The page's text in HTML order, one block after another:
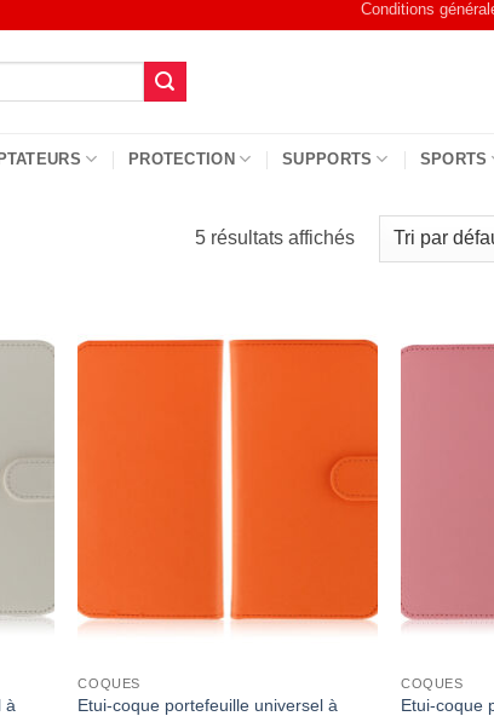
Conditions
PROTECTION SUPPORTS SPORTS
5 résultats affichés
à
COQUES
Etui-coque portefeuille universel à
COQUES
Etui-coque